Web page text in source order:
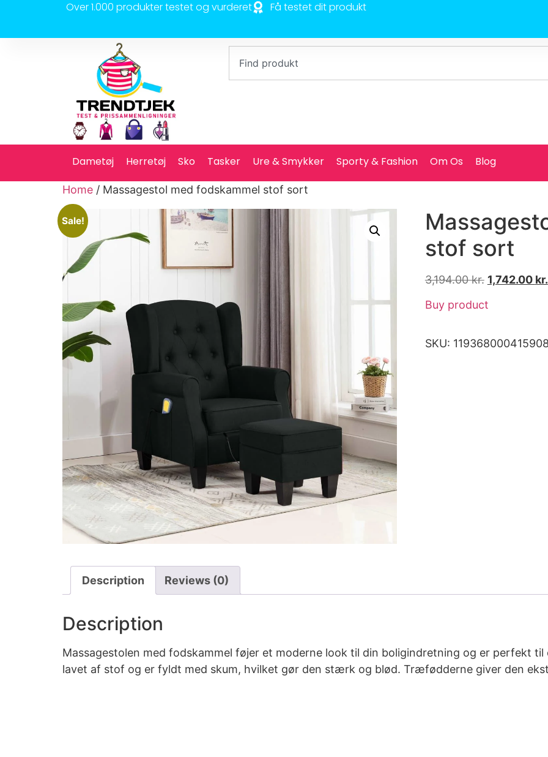
Over 1.000 produkter testet og vurderet Få testet dit produkt
Dametøj Herretøj Sko Tasker Ure & Smykker Sporty & Fashion Om Os Blog
Home / Massagestol med fodskammel stof sort
Sale!
stof sort
3,194.00kr. 1,742.00 kr.
Buy product
SKU:
Description Reviews (0)
Description
Massagestolen med fodskammel føjer et moderne look til din boligindretning og er perfekt til
lavet af stof og er fyldt med skum, hvilket gør den stærk og blød. Træfødderne giver den